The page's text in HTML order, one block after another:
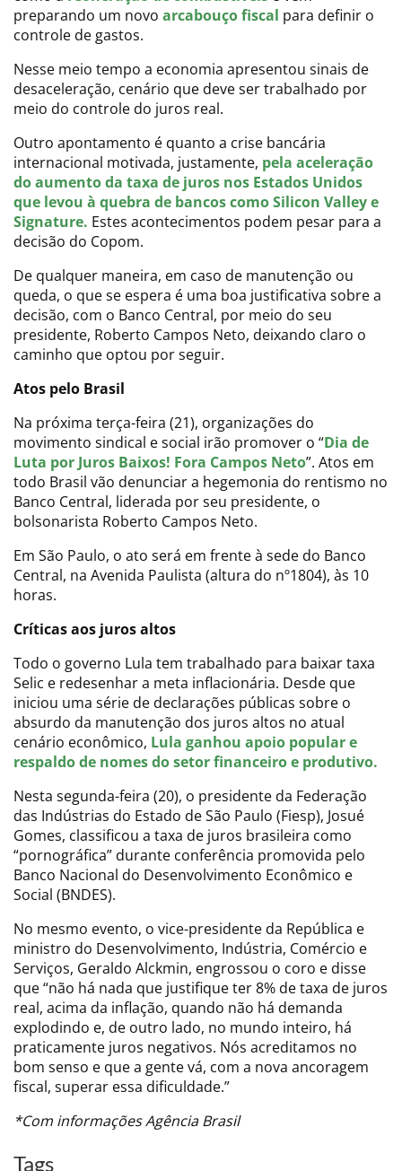
preparando um novo arcabouço fiscal para definir o
controle de gastos.
Nesse meio tempo a economia apresentou sinais de
desaceleração, cenário que deve ser trabalhado por
meio do controle do juros real.
Outro apontamento é quanto a crise bancária
internacional motivada, justamente, pela aceleração
do aumento da taxa de juros nos Estados Unidos
que levou à quebra de bancos como Silicon Valley e
Signature. Estes acontecimentos podem pesar para a
decisão do Copom.
De qualquer maneira, em caso de manutenção ou
queda, o que se espera é uma boa justificativa sobre a
decisão, com o Banco Central, por meio do seu
presidente, Roberto Campos Neto, deixando claro o
caminho que optou por seguir.
Atos pelo Brasil
Na próxima terça-feira (21), organizações do
movimento sindical e social irão promover o “Dia de
Luta por Juros Baixos! Fora Campos Neto”. Atos em
todo Brasil vão denunciar a hegemonia do rentismo no
Banco Central, liderada por seu presidente, o
bolsonarista Roberto Campos Neto.
Em São Paulo, o ato será em frente à sede do Banco
Central, na Avenida Paulista (altura do nº1804), às 10
horas.
Críticas aos juros altos
Todo o governo Lula tem trabalhado para baixar taxa
Selic e redesenhar a meta inflacionária. Desde que
iniciou uma série de declarações públicas sobre o
absurdo da manutenção dos juros altos no atual
cenário econômico, Lula ganhou apoio popular e
respaldo de nomes do setor financeiro e produtivo.
Nesta segunda-feira (20), o presidente da Federação
das Indústrias do Estado de São Paulo (Fiesp), Josué
Gomes, classificou a taxa de juros brasileira como
“pornográfica” durante conferência promovida pelo
Banco Nacional do Desenvolvimento Econômico e
Social (BNDES).
No mesmo evento, o vice-presidente da República e
ministro do Desenvolvimento, Indústria, Comércio e
Serviços, Geraldo Alckmin, engrossou o coro e disse
que “não há nada que justifique ter 8% de taxa de juros
real, acima da inflação, quando não há demanda
explodindo e, de outro lado, no mundo inteiro, há
praticamente juros negativos. Nós acreditamos no
bom senso e que a gente vá, com a nova ancoragem
fiscal, superar essa dificuldade.”
*Com informações Agência Brasil
Tags